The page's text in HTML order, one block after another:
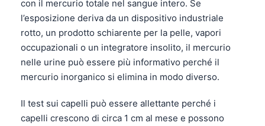
con il mercurio totale nel sangue intero. Se
l’esposizione deriva da un dispositivo industriale
rotto, un prodotto schiarente per la pelle, vapori
occupazionali o un integratore insolito, il mercurio
nelle urine può essere più informativo perché il
mercurio inorganico si elimina in modo diverso.
Il test sui capelli può essere allettante perché i
capelli crescono di circa 1 cm al mese e possono
ဗမာစာ
ភាសាខ្មែរ
Kiswahili
አማርኛ
Українська
O‘zbekcha